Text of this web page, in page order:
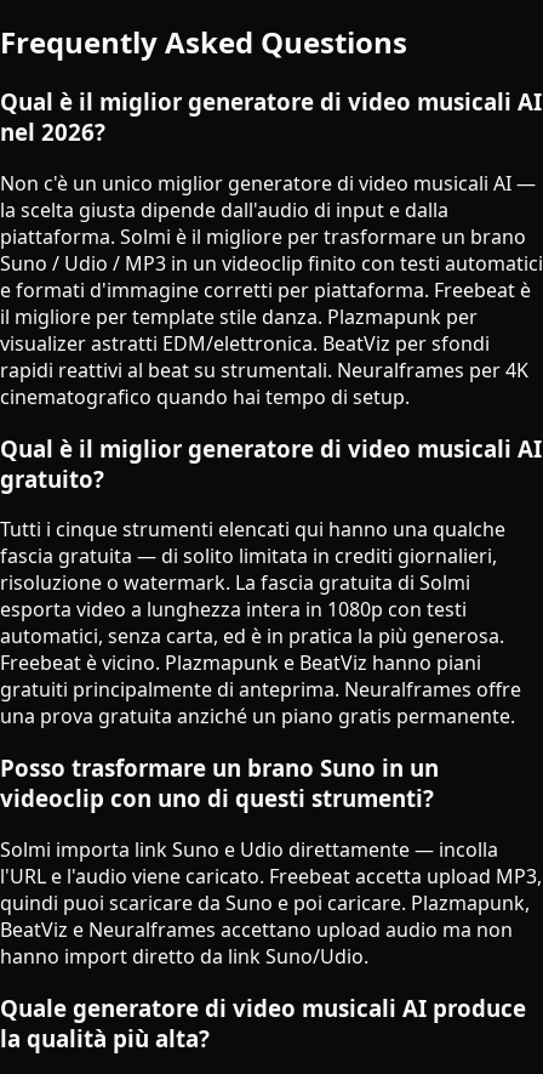
Frequently Asked Questions
Qual è il miglior generatore di video musicali AI
nel 2026?
Non c'è un unico miglior generatore di video musicali AI —
la scelta giusta dipende dall'audio di input e dalla
piattaforma. Solmi è il migliore per trasformare un brano
Suno / Udio / MP3 in un videoclip finito con testi automatici
e formati d'immagine corretti per piattaforma. Freebeat è
il migliore per template stile danza. Plazmapunk per
visualizer astratti EDM/elettronica. BeatViz per sfondi
rapidi reattivi al beat su strumentali. Neuralframes per 4K
cinematografico quando hai tempo di setup.
Qual è il miglior generatore di video musicali AI
gratuito?
Tutti i cinque strumenti elencati qui hanno una qualche
fascia gratuita — di solito limitata in crediti giornalieri,
risoluzione o watermark. La fascia gratuita di Solmi
esporta video a lunghezza intera in 1080p con testi
automatici, senza carta, ed è in pratica la più generosa.
Freebeat è vicino. Plazmapunk e BeatViz hanno piani
gratuiti principalmente di anteprima. Neuralframes offre
una prova gratuita anziché un piano gratis permanente.
Posso trasformare un brano Suno in un
videoclip con uno di questi strumenti?
Solmi importa link Suno e Udio direttamente — incolla
l'URL e l'audio viene caricato. Freebeat accetta upload MP3,
quindi puoi scaricare da Suno e poi caricare. Plazmapunk,
BeatViz e Neuralframes accettano upload audio ma non
hanno import diretto da link Suno/Udio.
Quale generatore di video musicali AI produce
la qualità più alta?